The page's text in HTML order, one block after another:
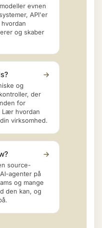
evnen
API'er
og skaber
→
og
der
for
Lær hvordan
virksomhed.
→
source-
agenter på
og mange
den kan, og